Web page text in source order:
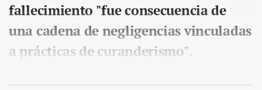
fallecimiento "fue consecuencia de
una cadena de negligencias vinculadas
a prácticas de curanderismo".